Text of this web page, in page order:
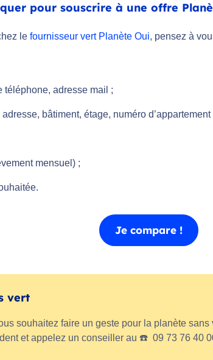
pour souscrire à une offre
le fournisseur vert Planète Oui, pensez à
téléphone, adresse mail ;
adresse, bâtiment, étage, numéro
mensuel) ;
Je compare !
vert
souhaitez faire un geste pour la planète sans
et appelez un conseiller au ☎️ 09 73 76 40